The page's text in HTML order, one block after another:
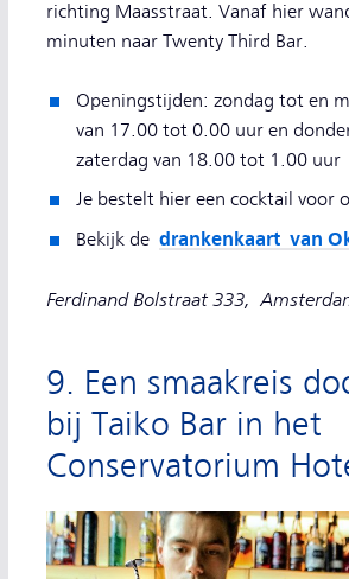
richting Maasstraat. Vanaf hier
minuten naar Twenty Third Bar.
Openingstijden: zondag tot en
van 17.00 tot 0.00 uur en
zaterdag van 18.00 tot 1.00 uur
Je bestelt hier een cocktail voor
Bekijk de drankenkaart van
Ferdinand Bolstraat 333,
9. Een smaakreis
bij Taiko Bar in het
Conservatorium